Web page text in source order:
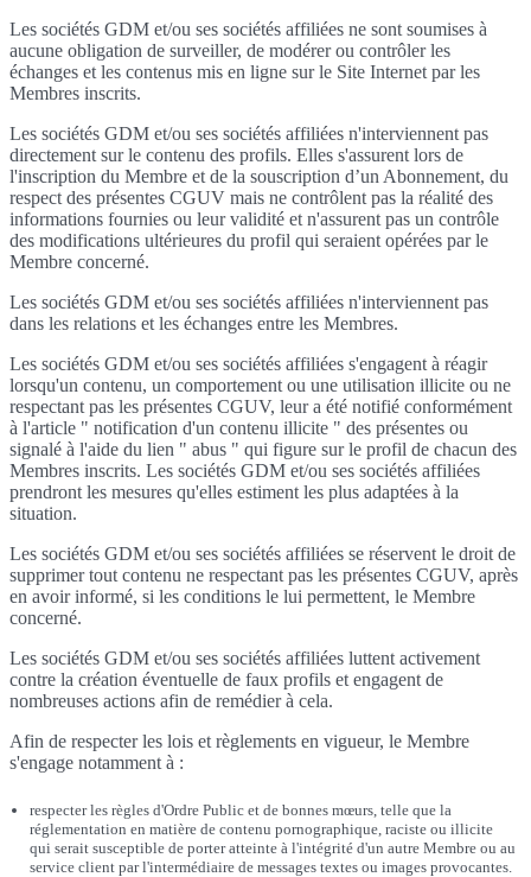
Les sociétés GDM et/ou ses sociétés affiliées ne sont soumises à
aucune obligation de surveiller, de modérer ou contrôler les
échanges et les contenus mis en ligne sur le Site Internet par les
Membres inscrits.
Les sociétés GDM et/ou ses sociétés affiliées n'interviennent pas
directement sur le contenu des profils. Elles s'assurent lors de
l'inscription du Membre et de la souscription d’un Abonnement, du
respect des présentes CGUV mais ne contrôlent pas la réalité des
informations fournies ou leur validité et n'assurent pas un contrôle
des modifications ultérieures du profil qui seraient opérées par le
Membre concerné.
Les sociétés GDM et/ou ses sociétés affiliées n'interviennent pas
dans les relations et les échanges entre les Membres.
Les sociétés GDM et/ou ses sociétés affiliées s'engagent à réagir
lorsqu'un contenu, un comportement ou une utilisation illicite ou ne
respectant pas les présentes CGUV, leur a été notifié conformément
à l'article " notification d'un contenu illicite " des présentes ou
signalé à l'aide du lien " abus " qui figure sur le profil de chacun des
Membres inscrits. Les sociétés GDM et/ou ses sociétés affiliées
prendront les mesures qu'elles estiment les plus adaptées à la
situation.
Les sociétés GDM et/ou ses sociétés affiliées se réservent le droit de
supprimer tout contenu ne respectant pas les présentes CGUV, après
en avoir informé, si les conditions le lui permettent, le Membre
concerné.
Les sociétés GDM et/ou ses sociétés affiliées luttent activement
contre la création éventuelle de faux profils et engagent de
nombreuses actions afin de remédier à cela.
Afin de respecter les lois et règlements en vigueur, le Membre
s'engage notamment à :
respecter les règles d'Ordre Public et de bonnes mœurs, telle que la
réglementation en matière de contenu pornographique, raciste ou illicite
qui serait susceptible de porter atteinte à l'intégrité d'un autre Membre ou au
service client par l'intermédiaire de messages textes ou images provocantes.